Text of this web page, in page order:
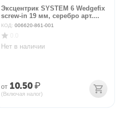
Эксцентрик SYSTEM 6 Wedgefix
screw-in 19 мм, серебро арт....
КОД: 006620-861-001
Нет в наличии
от 10.50₽
(Включая налог)